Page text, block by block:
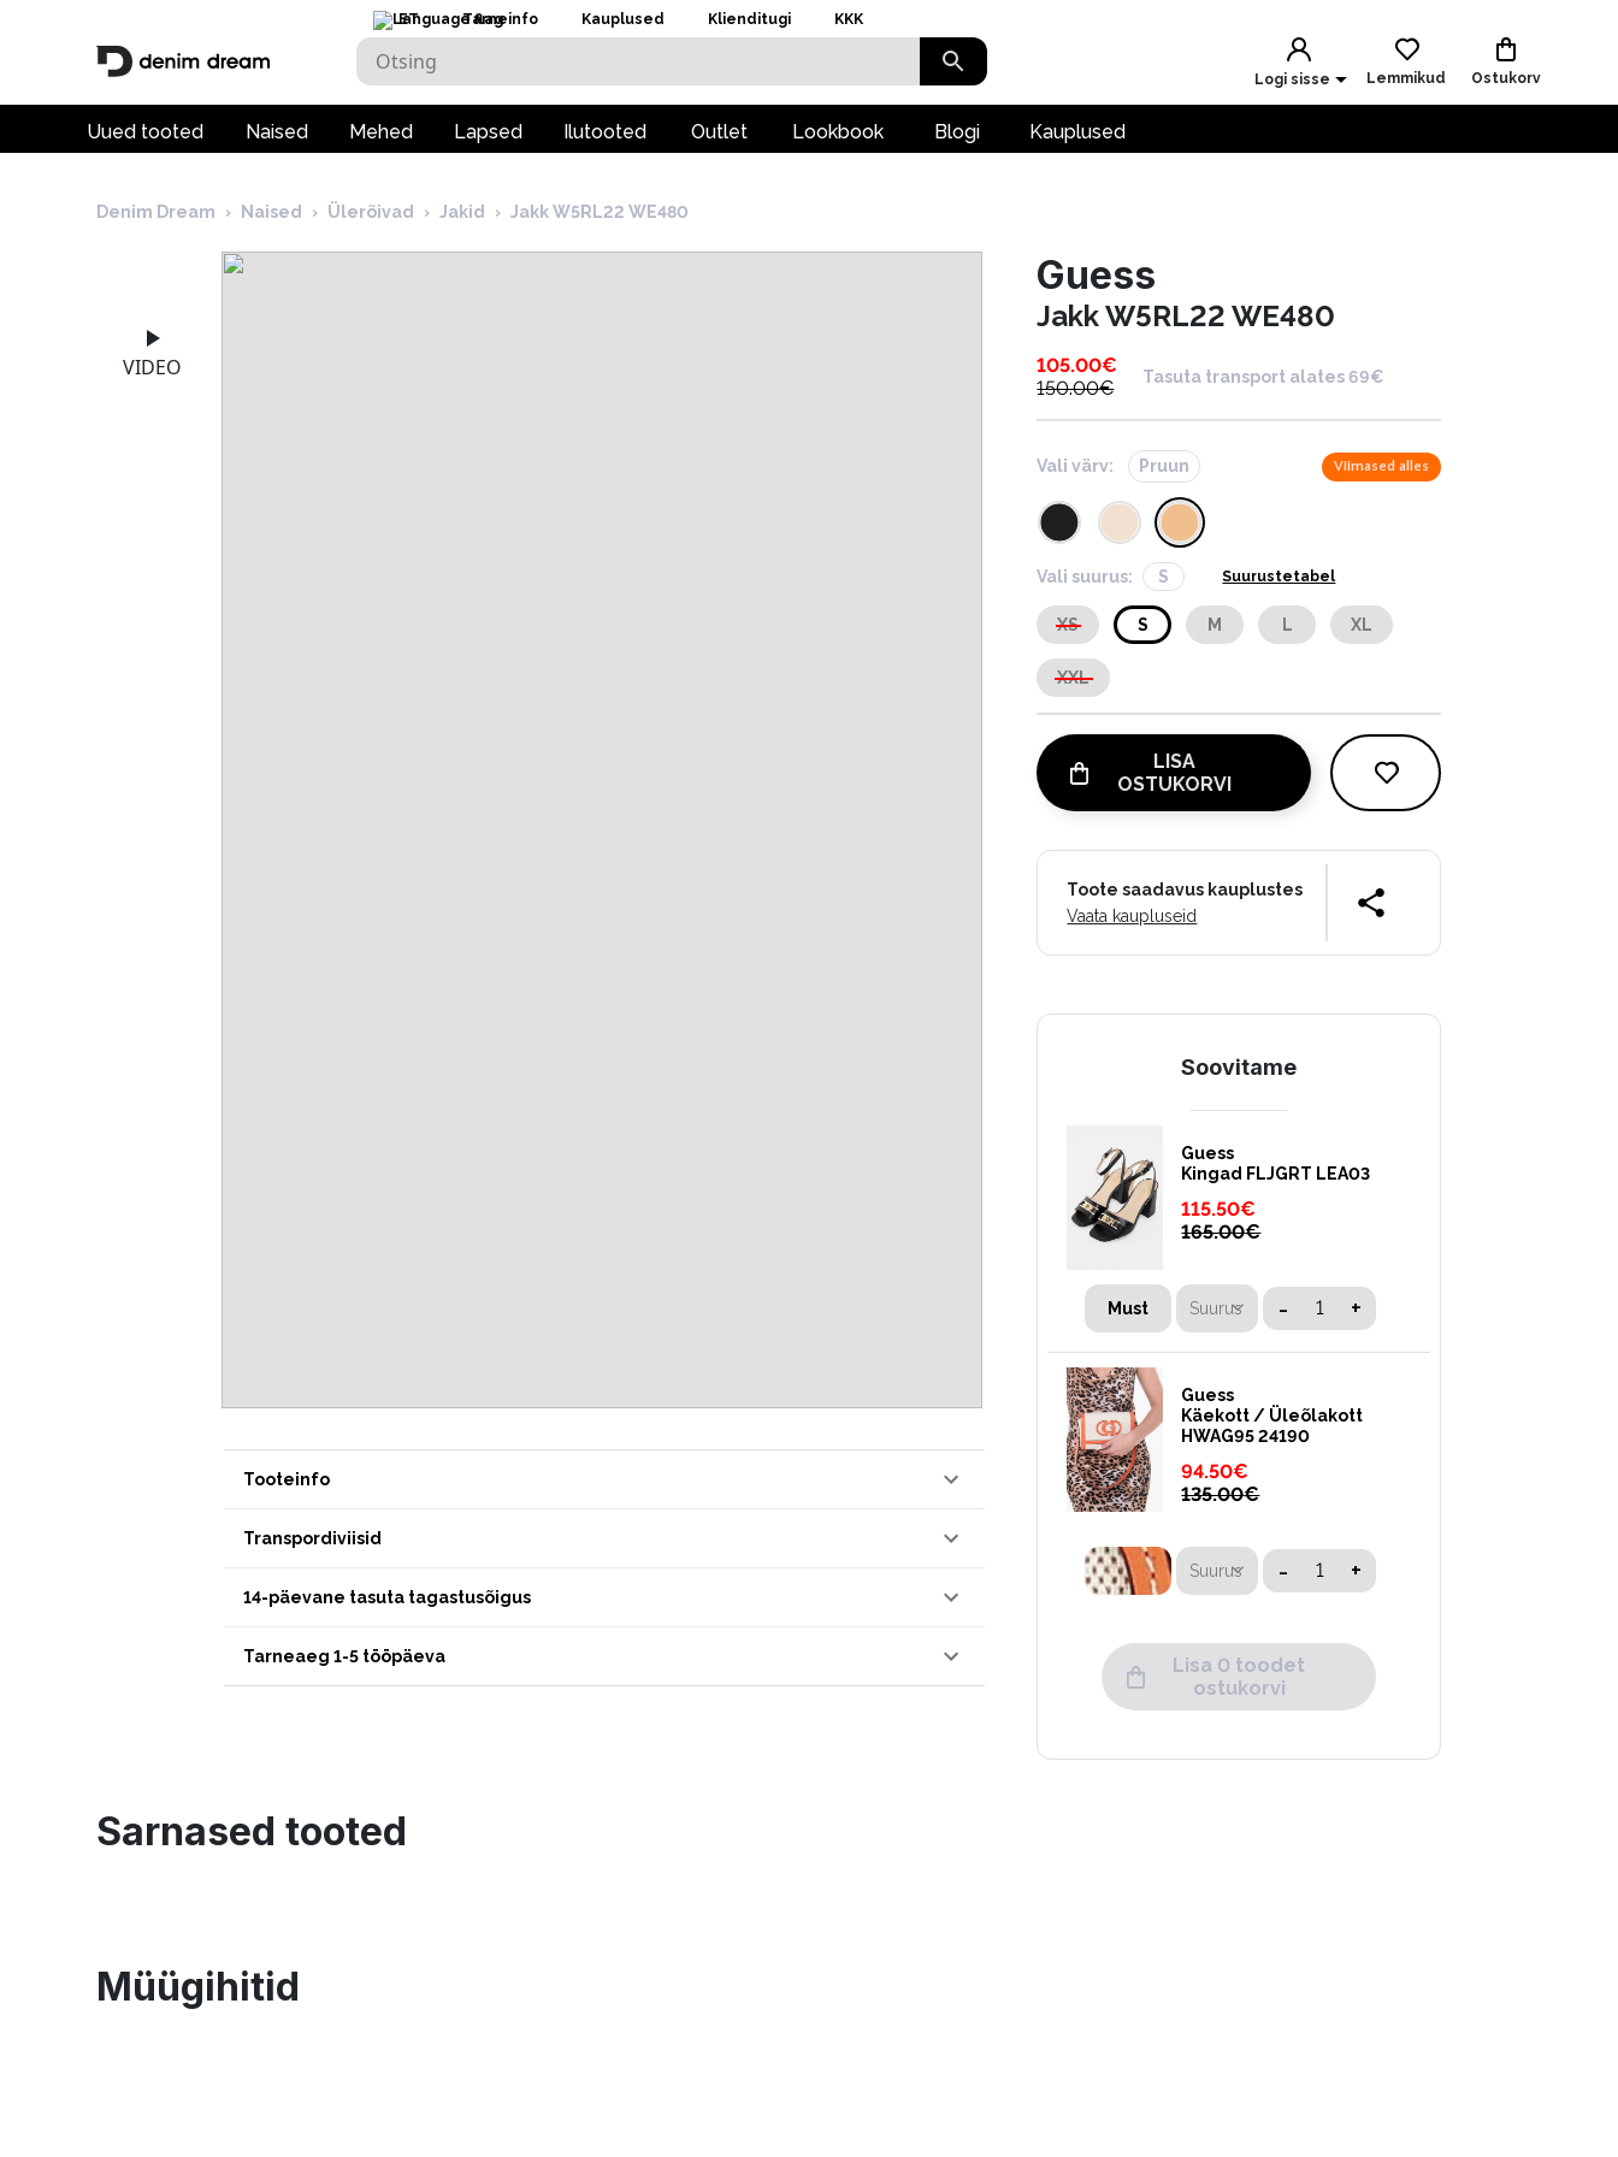
ET Tarneinfo Kauplused Klienditugi KKK
Logi sisse Lemmikud Ostukorv
Uued tooted Naised Mehed Lapsed Ilutooted Outlet Lookbook Blogi Kauplused
Denim Dream › Naised › Ülerõivad › Jakid › Jakk W5RL22 WE480
VIDEO
Tooteinfo
Transpordiviisid
14-päevane tasuta tagastusõigus
Tarneaeg 1-5 tööpäeva
Guess
Jakk W5RL22 WE480
105.00€
150.00€
Tasuta transport alates 69€
Vali värv: Pruun Viimased alles
Vali suurus: S Suurustetabel
XS S M L XL
XXL
LISA
OSTUKORVI
Toote saadavus kauplustes
Vaata kaupluseid
Soovitame
Guess
Kingad FLJGRT LEA03
115.50€
165.00€
Must Suurus - +
Guess
Käekott / Üleõlakott
HWAG95 24190
94.50€
135.00€
Suurus - +
Lisa 0 toodet
ostukorvi
Sarnased tooted
Müügihitid